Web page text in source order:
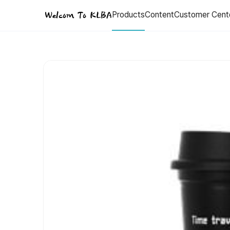
[RUNE] 1ST 에코 보틀 Time Traver In Memory - 대한로컬밴드협
Welcom To KLBAProductsContentCustomer